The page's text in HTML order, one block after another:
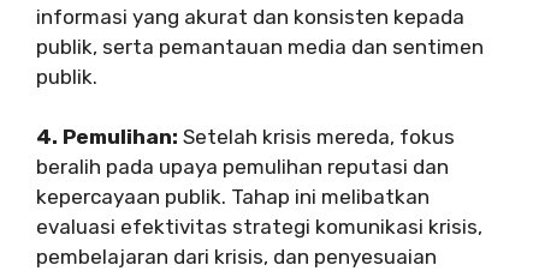
informasi yang akurat dan konsisten kepada
publik, serta pemantauan media dan sentimen
publik.
4. Pemulihan: Setelah krisis mereda, fokus
beralih pada upaya pemulihan reputasi dan
kepercayaan publik. Tahap ini melibatkan
evaluasi efektivitas strategi komunikasi krisis,
pembelajaran dari krisis, dan penyesuaian